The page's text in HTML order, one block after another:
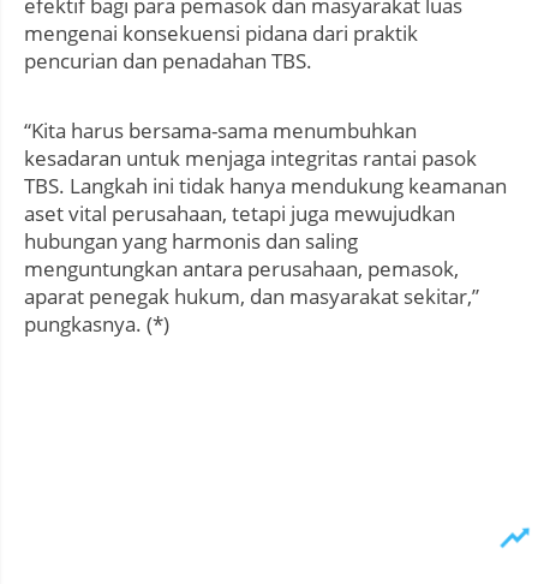
mengenai konsekuensi pidana dari praktik
pencurian dan penadahan TBS.
“Kita harus bersama-sama menumbuhkan
kesadaran untuk menjaga integritas rantai pasok
TBS. Langkah ini tidak hanya mendukung keamanan
aset vital perusahaan, tetapi juga mewujudkan
hubungan yang harmonis dan saling
menguntungkan antara perusahaan, pemasok,
aparat penegak hukum, dan masyarakat sekitar,”
pungkasnya. (*)